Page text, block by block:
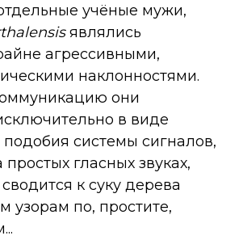
учёные мужи,
являлись
агрессивными,
наклонностями.
они
в виде
системы сигналов,
гласных звуках,
к суку дерева
узорам по, простите,